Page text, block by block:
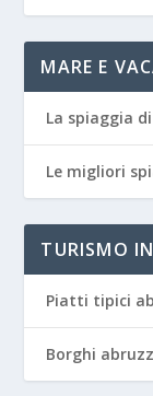
MARE E
La spiaggia
Le migliori
TURISMO
Piatti tipici
Borghi